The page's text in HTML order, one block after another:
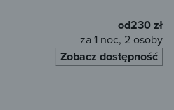
od230 zł
za 1 noc, 2 osoby
Zobacz dostępność